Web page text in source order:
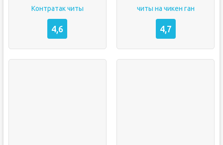
Контратак читы
4,6
читы на чикен ган
4,7